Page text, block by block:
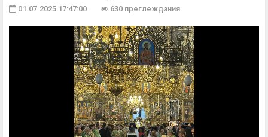
01.07.2025 17:47:00 630 преглеждания